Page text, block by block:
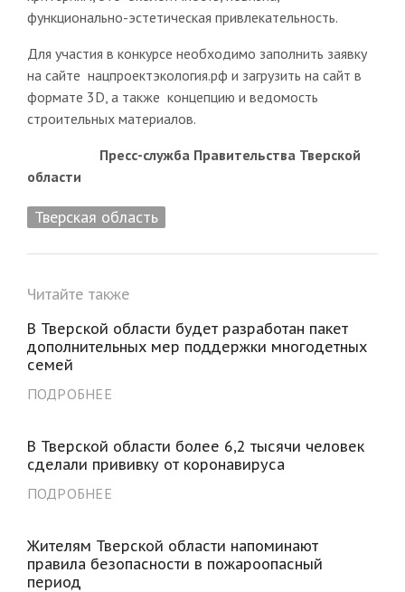
функционально-эстетическая привлекательность.
Для участия в конкурсе необходимо заполнить заявку
на сайте нацпроектэкология.рф и загрузить на сайт в
формате 3D, а также концепцию и ведомость
строительных материалов.
Пресс-служба Правительства Тверской
области
Тверская область
Читайте также
В Тверской области будет разработан пакет
дополнительных мер поддержки многодетных
семей
ПОДРОБНЕЕ
В Тверской области более 6,2 тысячи человек
сделали прививку от коронавируса
ПОДРОБНЕЕ
Жителям Тверской области напоминают
правила безопасности в пожароопасный
период